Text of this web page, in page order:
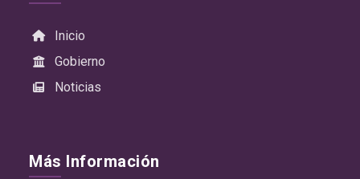
Inicio
Gobierno
Noticias
Más Información